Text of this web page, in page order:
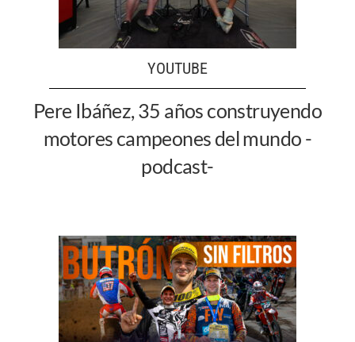
YOUTUBE
Pere Ibáñez, 35 años construyendo
motores campeones del mundo -
podcast-